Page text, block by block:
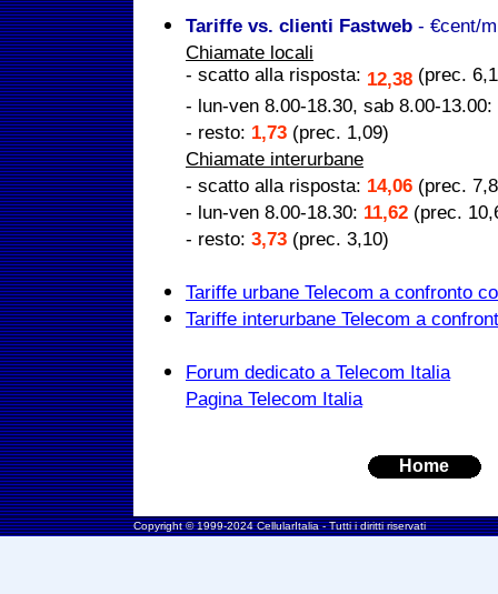
Tariffe vs. clienti Fastweb - €cent/
Chiamate locali
- scatto alla risposta: 12,38 (prec.
- lun-ven 8.00-18.30, sab 8.00-13.00:
- resto: 1,73 (prec. 1,09)
Chiamate interurbane
- scatto alla risposta: 14,06 (prec.
- lun-ven 8.00-18.30: 11,62 (prec.
- resto: 3,73 (prec. 3,10)
Tariffe urbane Telecom a confronto
Tariffe interurbane Telecom a
Forum dedicato a Telecom Italia
Pagina Telecom Italia
Home
Copyright © 1999-2024 CellularItalia - Tutti i diritti riservati